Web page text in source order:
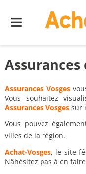
Menu
Assurances
Assurances Vosges
Vous souhaitez
Assurances Vosges sur
Vous pouvez
villes de la région.
Achat-Vosges, le site
Nâhésitez pas à en